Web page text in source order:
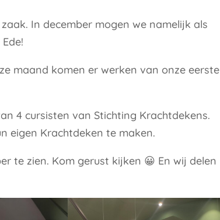
In december mogen we namelijk als
maand komen er werken van onze eerste
4 cursisten van Stichting Krachtdekens.
eigen Krachtdeken te maken.
te zien. Kom gerust kijken 😀 En wij delen